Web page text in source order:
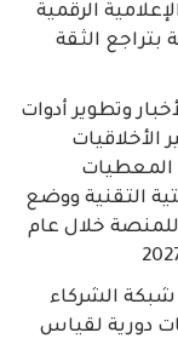
الرقمية
بتراجع الثقة
وتطوير أدوات
الأخلاقيات
المعطيات
التقنية ووضع
للمنصة خلال عام
الشركاء
دورية لقياس